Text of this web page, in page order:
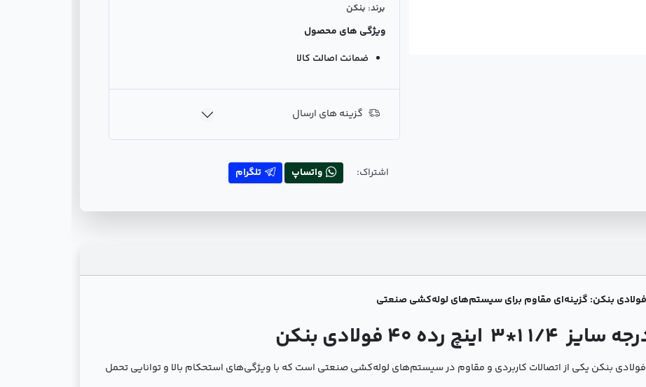
برند: بنکن
ویژگی های محصول
ضمانت اصالت کالا
گزینه های ارسال
اشتراک: واتساپ تلگرام
تبدیل جوشی 90 درجه سایز 1/4 1*3 اینچ رده 40 فولادی بنکن یکی از اتصالات کاربردی و مقاوم در سیستم‌های لوله‌کشی صنعتی است که با ویژگی‌های استحکام بالا و توانایی تحمل